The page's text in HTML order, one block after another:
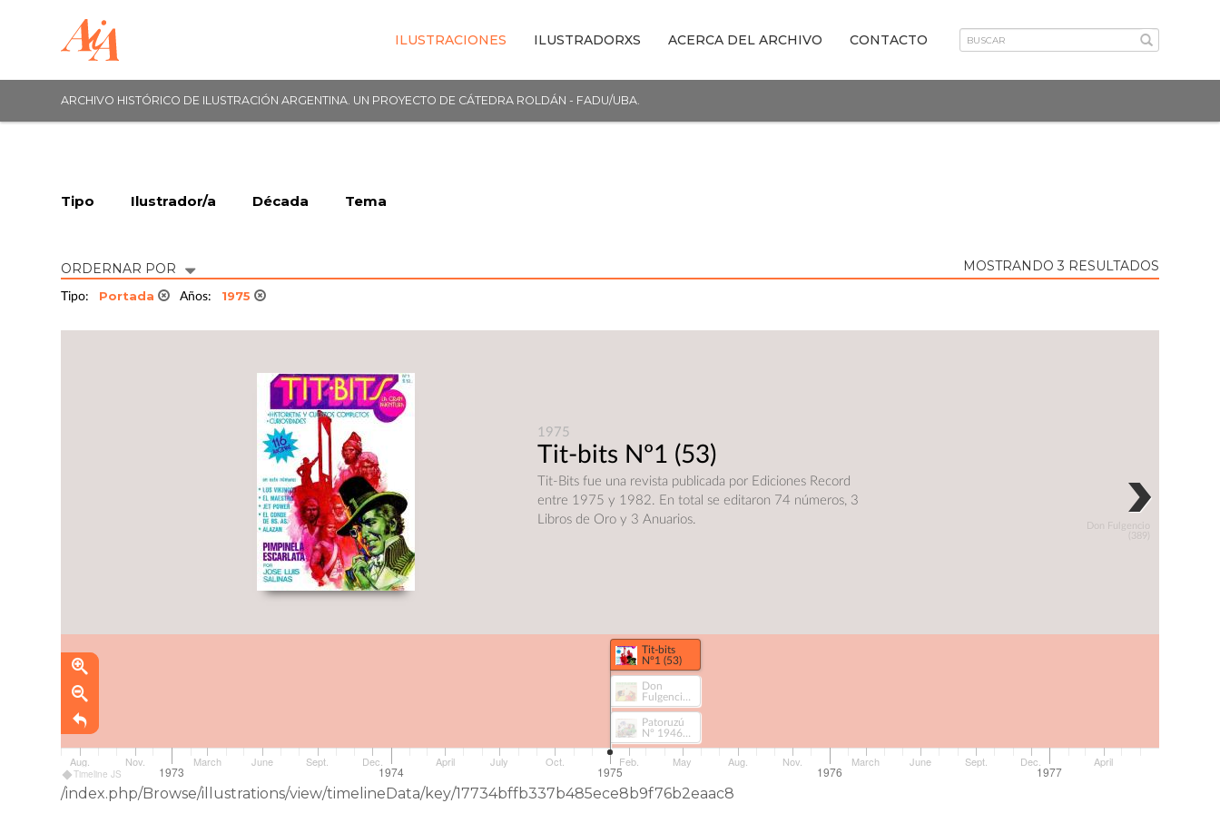
ILUSTRACIONES ILUSTRADORXS ACERCA DEL ARCHIVO CONTACTO
ARCHIVO HISTÓRICO DE ILUSTRACIÓN ARGENTINA. UN PROYECTO DE CÁTEDRA ROLDÁN - FADU/UBA.
Tipo Ilustrador/a Década Tema
ORDERNAR POR MOSTRANDO 3 RESULTADOS
Tipo: Portada Años: 1975
1975
Tit-bits Nº1 (53)
Tit-Bits fue una revista publicada por Ediciones Record
entre 1975 y 1982. En total se editaron 74 números, 3
Libros de Oro y 3 Anuarios.
Don Fulgencio
(389)
Timeline JS
Tit-bits
Nº1 (53)
Don
Fulgencio
(389)
Patoruzú
Nº 1946
(572)
1973 1974 1975 1976 1977
Aug. Nov. March June Sept. Dec. April July Oct. Feb. May Aug. Nov. March June Sept. Dec. April
/index.php/Browse/illustrations/view/timelineData/key/17734bffb337b485ece8b9f76b2eaac8